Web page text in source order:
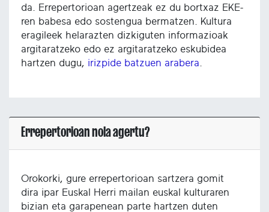
da. Errepertorioan agertzeak ez du bortxaz EKE-
ren babesa edo sostengua bermatzen. Kultura
eragileek helarazten dizkiguten informazioak
argitaratzeko edo ez argitaratzeko eskubidea
hartzen dugu, irizpide batzuen arabera
Errepertorioan nola agertu?
Orokorki, gure errepertorioan sartzera gomit
dira ipar Euskal Herri mailan euskal kulturaren
bizian eta garapenean parte hartzen duten